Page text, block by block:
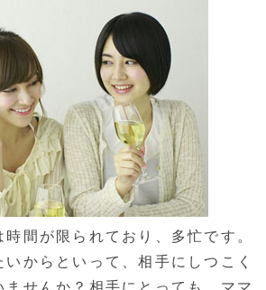
間が限られており、多忙です。
からといって、相手にしつこく